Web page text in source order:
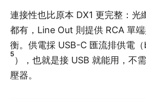
連接性也比原本 DX1 更完整：光
都有，Line Out 則提供 RCA 單
衡。供電採 USB-C 匯流排供電
5
），也就是接 USB 就能用，不
壓器。